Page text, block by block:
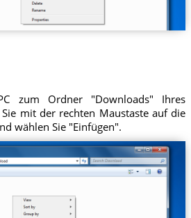
zum Ordner "Downloads" Ihres
mit der rechten Maustaste auf die
wählen Sie "Einfügen".